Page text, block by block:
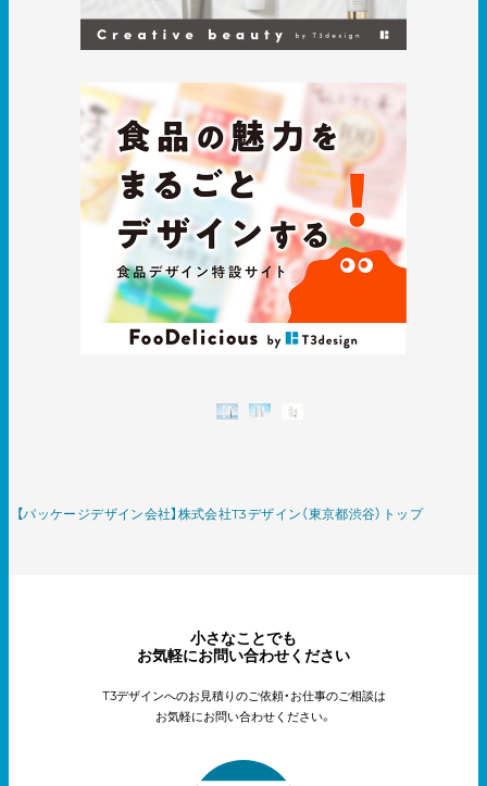
【パッケージデザイン会社】株式会社T3デザイン（東京都渋谷）トップ
小さなことでも
お気軽にお問い合わせください
T3デザインへのお見積りのご依頼・お仕事のご相談は
お気軽にお問い合わせください。